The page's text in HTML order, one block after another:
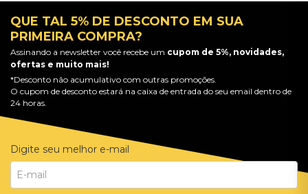
QUE TAL 5% DE DESCONTO EM SUA
PRIMEIRA COMPRA?
Assinando a newsletter você recebe um cupom de 5%, novidades,
ofertas e muito mais!
*Desconto não acumulativo com outras promoções.
O cupom de desconto estará na caixa de entrada do seu email dentro de
24 horas.
Digite seu melhor e-mail